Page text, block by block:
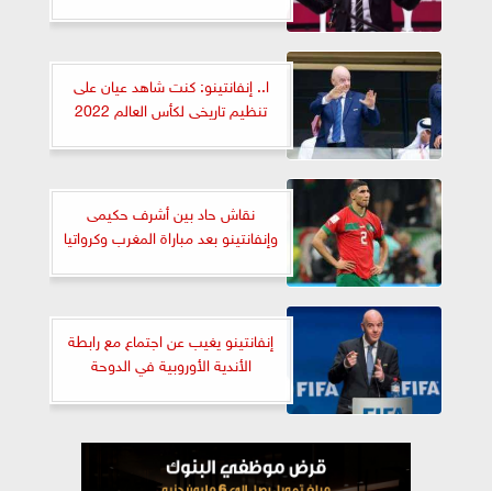
ا.. إنفانتينو: كنت شاهد عيان على
تنظيم تاريخى لكأس العالم 2022
نقاش حاد بين أشرف حكيمى
وإنفانتينو بعد مباراة المغرب وكرواتيا
إنفانتينو يغيب عن اجتماع مع رابطة
الأندية الأوروبية في الدوحة